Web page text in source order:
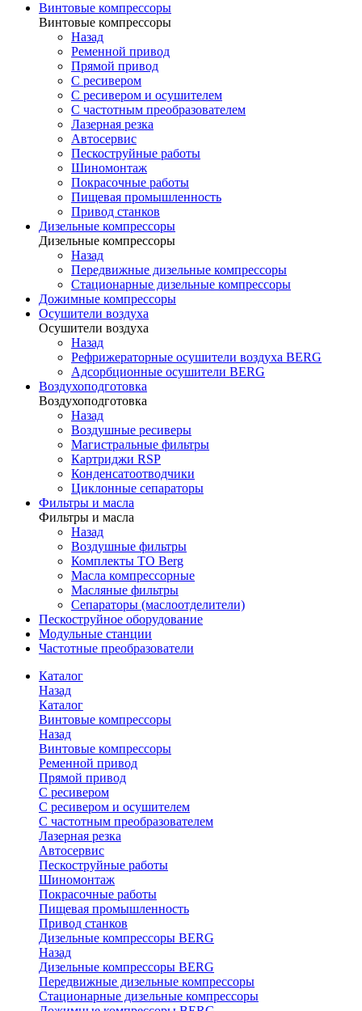
Винтовые компрессоры
Винтовые компрессоры
Назад
Ременной привод
Прямой привод
С ресивером
С ресивером и осушителем
С частотным преобразователем
Лазерная резка
Автосервис
Пескоструйные работы
Шиномонтаж
Покрасочные работы
Пищевая промышленность
Привод станков
Дизельные компрессоры
Дизельные компрессоры
Назад
Передвижные дизельные компрессоры
Стационарные дизельные компрессоры
Дожимные компрессоры
Осушители воздуха
Осушители воздуха
Назад
Рефрижераторные осушители воздуха BERG
Адсорбционные осушители BERG
Воздухоподготовка
Воздухоподготовка
Назад
Воздушные ресиверы
Магистральные фильтры
Картриджи RSP
Конденсатоотводчики
Циклонные сепараторы
Фильтры и масла
Фильтры и масла
Назад
Воздушные фильтры
Комплекты ТО Berg
Масла компрессорные
Масляные фильтры
Сепараторы (маслоотделители)
Пескоструйное оборудование
Модульные станции
Частотные преобразователи
Каталог
Назад
Каталог
Винтовые компрессоры
Назад
Винтовые компрессоры
Ременной привод
Прямой привод
С ресивером
С ресивером и осушителем
С частотным преобразователем
Лазерная резка
Автосервис
Пескоструйные работы
Шиномонтаж
Покрасочные работы
Пищевая промышленность
Привод станков
Дизельные компрессоры BERG
Назад
Дизельные компрессоры BERG
Передвижные дизельные компрессоры
Стационарные дизельные компрессоры